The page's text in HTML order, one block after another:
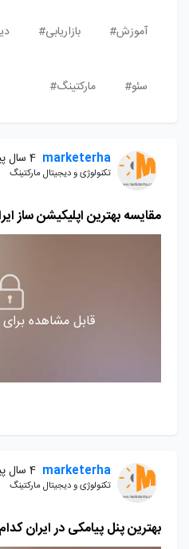
آموزش# بازاریابی#
سئو# مارکتینگ#
marketerha 4 سال پیش
تکنولوژی و دیجیتال مارکتینگ
مقایسه بهترین اپلیکیشن ساز
قابل مشاهده برای
marketerha 4 سال پیش
تکنولوژی و دیجیتال مارکتینگ
بهترین پنل پیامکی در ایران